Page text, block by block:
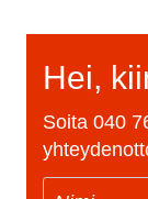
Hei,
Soita 040